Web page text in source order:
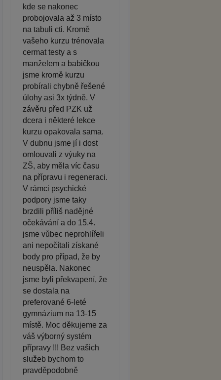
kde se nakonec
probojovala až 3 místo
na tabuli cti. Kromě
vašeho kurzu trénovala
cermat testy a s
manželem a babičkou
jsme kromě kurzu
probírali chybně řešené
úlohy asi 3x týdně. V
závěru před PZK už
dcera i některé lekce
kurzu opakovala sama.
V dubnu jsme jí i dost
omlouvali z výuky na
ZŠ, aby měla víc času
na přípravu i regeneraci.
V rámci psychické
podpory jsme taky
brzdili příliš nadějné
očekávání a do 15.4.
jsme vůbec neprohlířeli
ani nepočítali získané
body pro případ, že by
neuspěla. Nakonec
jsme byli překvapení, že
se dostala na
preferované 6-leté
gymnázium na 13-15
místě. Moc děkujeme za
váš výborný systém
přípravy !!! Bez vašich
služeb bychom to
pravděpodobně